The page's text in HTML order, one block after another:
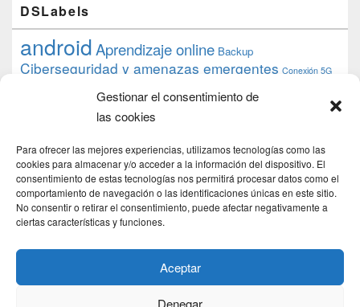
Gestionar el consentimiento de
las cookies
Para ofrecer las mejores experiencias, utilizamos tecnologías como las
cookies para almacenar y/o acceder a la información del dispositivo. El
consentimiento de estas tecnologías nos permitirá procesar datos como el
comportamiento de navegación o las identificaciones únicas en este sitio.
No consentir o retirar el consentimiento, puede afectar negativamente a
ciertas características y funciones.
Aceptar
Denegar
DSLabels
androidAprendizaje online Backup
Ciberseguridad y amenazas emergentes Conexión 5G
datos debian desarrollo web
Formación Google
iphone
proyecto PS4 python Raspberryraspberrypi
raspbian review Servidor Web Sostenibilidad
tecnológicaTecnología torrent
transmissiontutorial ubuntu server Windows